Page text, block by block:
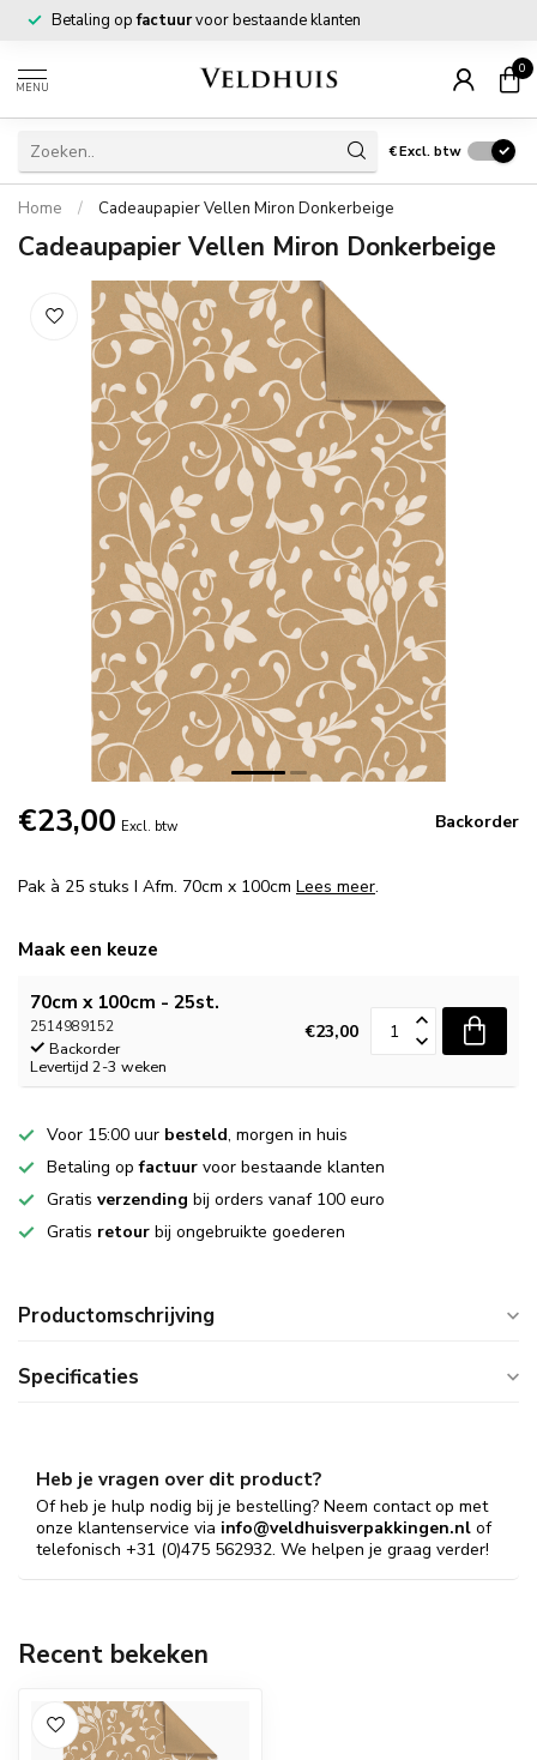
Betaling opfactuurvoor bestaande klanten
MENU
0
€Excl. btw
Home / Cadeaupapier Vellen Miron Donkerbeige
Cadeaupapier Vellen Miron Donkerbeige
€23,00 Excl. btw Backorder
Pak à 25 stuks I Afm. 70cm x 100cm Lees meer.
Maak een keuze
70cm x 100cm - 25st.
2514989152
Backorder
Levertijd 2-3 weken
€23,00
Voor 15:00 uur besteld, morgen in huis
Betaling opfactuur voor bestaande klanten
Gratis verzending bij orders vanaf 100 euro
Gratis retour bij ongebruikte goederen
Productomschrijving
Specificaties
Heb je vragen over dit product?
Of heb je hulp nodig bij je bestelling? Neem contact op met
onze klantenservice via info@veldhuisverpakkingen.nl of
telefonisch +31 (0)475 562932. We helpen je graag verder!
Recent bekeken